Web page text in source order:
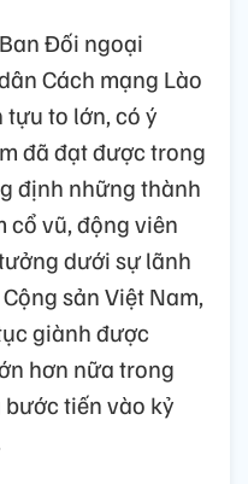
Đối ngoại
Cách mạng Lào
to lớn, có ý
đã đạt được trong
định những thành
cổ vũ, động viên
dưới sự lãnh
sản Việt Nam,
giành được
hơn nữa trong
tiến vào kỷ